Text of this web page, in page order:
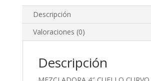
LATON
FOSET
cantidad
Descripción
Valoraciones (0)
Descripción